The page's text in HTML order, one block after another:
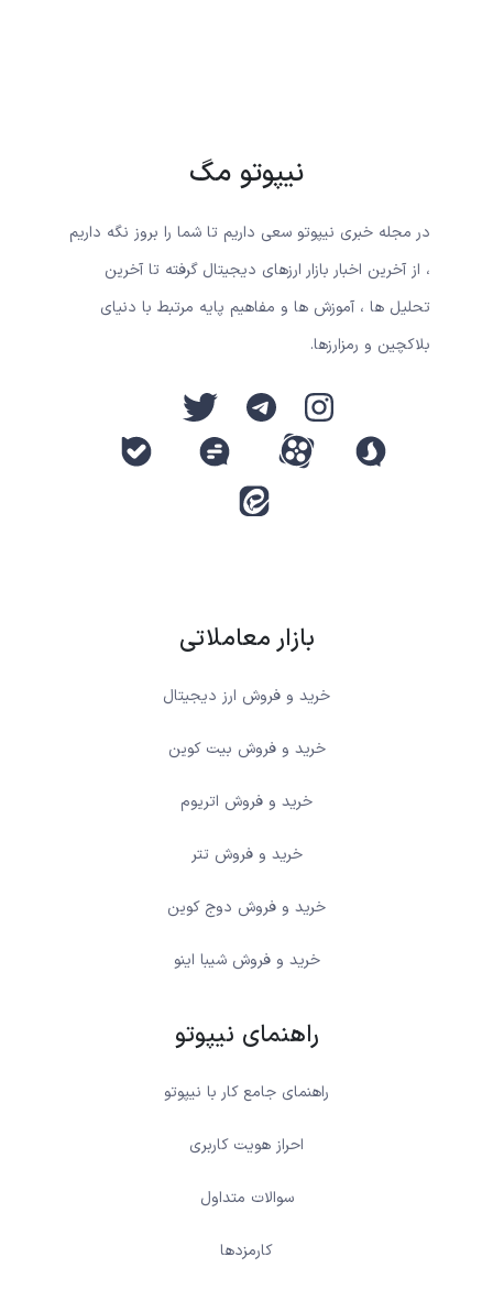
نیپوتو مگ
در مجله خبری نیپوتو سعی داریم تا شما را بروز نگه داریم
، از آخرین اخبار بازار ارزهای دیجیتال گرفته تا آخرین
تحلیل ها ، آموزش ها و مفاهیم پایه مرتبط با دنیای
بلاکچین و رمزارزها.
بازار معاملاتی
خرید و فروش ارز دیجیتال
خرید و فروش بیت کوین
خرید و فروش اتریوم
خرید و فروش تتر
خرید و فروش دوج کوین
خرید و فروش شیبا اینو
راهنمای نیپوتو
راهنمای جامع کار با نیپوتو
احراز هویت کاربری
سوالات متداول
کارمزدها